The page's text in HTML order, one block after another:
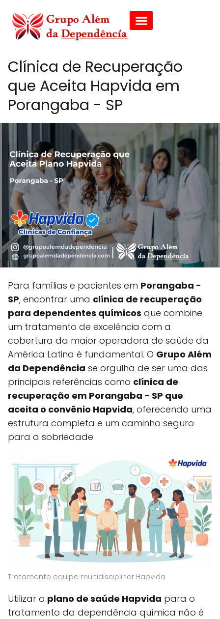
Clínica de Recuperação
que Aceita Hapvida em
Porangaba - SP
Para famílias e pacientes em Porangaba -
SP, encontrar uma clínica de recuperação
para dependentes químicos que combine
um tratamento de excelência com a
cobertura da maior operadora de saúde da
América Latina é fundamental. O Grupo Além
da Dependência se orgulha de ser uma das
principais referências como clínica de
recuperação em Porangaba - SP que
aceita o convênio Hapvida, oferecendo uma
estrutura completa e um caminho seguro
para a sobriedade.
Tratamento equipe multidisciplinar Hapvida
Utilizar o plano de saúde Hapvida para o
tratamento da dependência química não é